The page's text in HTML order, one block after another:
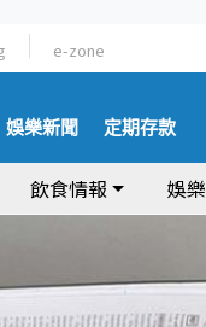
e-zone
娛樂新聞 定期存款
飲食情報 娛樂